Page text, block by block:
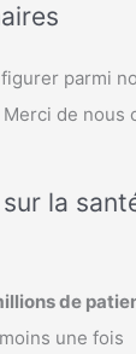
parmi
de nous
la
de
une fois